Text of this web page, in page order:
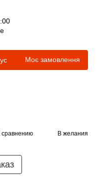
Моє замовлення
сравнению В желания